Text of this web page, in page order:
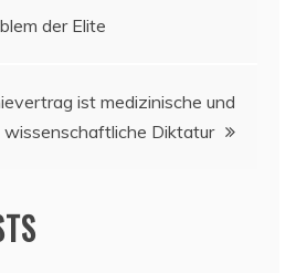
der Elite
ist medizinische und
wissenschaftliche Diktatur